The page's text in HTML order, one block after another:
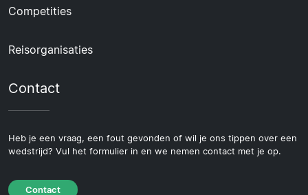
Competities
Reisorganisaties
Contact
Heb je een vraag, een fout gevonden of wil je ons tippen over een
wedstrijd? Vul het formulier in en we nemen contact met je op.
Contact